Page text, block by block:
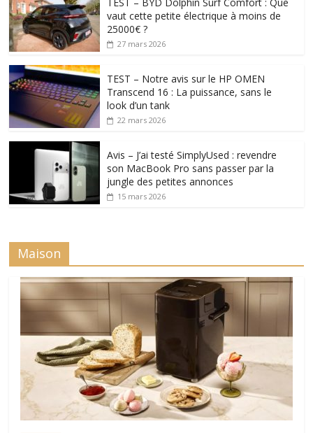
vaut cette petite électrique à moins de
25000€ ?
27 mars 2026
TEST – Notre avis sur le HP OMEN
Transcend 16 : La puissance, sans le
look d’un tank
22 mars 2026
Avis – J’ai testé SimplyUsed : revendre
son MacBook Pro sans passer par la
jungle des petites annonces
15 mars 2026
Maison